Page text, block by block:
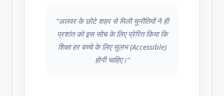
“अलवर के छोटे शहर से मिली चुनौतियों ने ही
प्रशांत को इस सोच के लिए प्रेरित किया कि
शिक्षा हर बच्चे के लिए सुलभ (Accessible)
होनी चाहिए।”